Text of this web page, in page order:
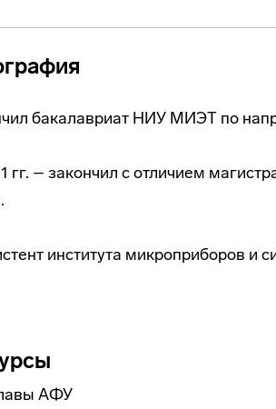
бакалавриат НИУ МИЭТ по
гг. – закончил с отличием
института микроприборов и
АФУ